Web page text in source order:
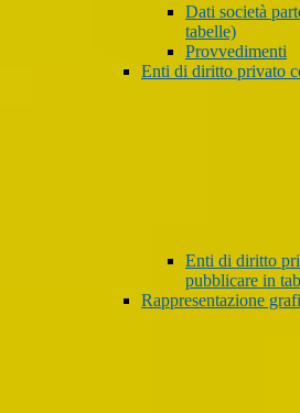
Dati società
tabelle)
Provvedimenti
Enti di diritto privato
Enti di diritto
pubblicare in
Rappresentazione